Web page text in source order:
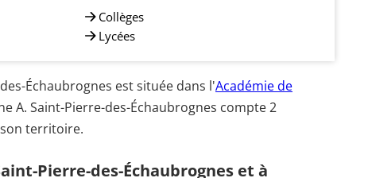
Collèges
Lycées
Échaubrognes est située dans l'Académie de
A. Saint-Pierre-des-Échaubrognes compte 2
territoire.
Pierre-des-Échaubrognes et à